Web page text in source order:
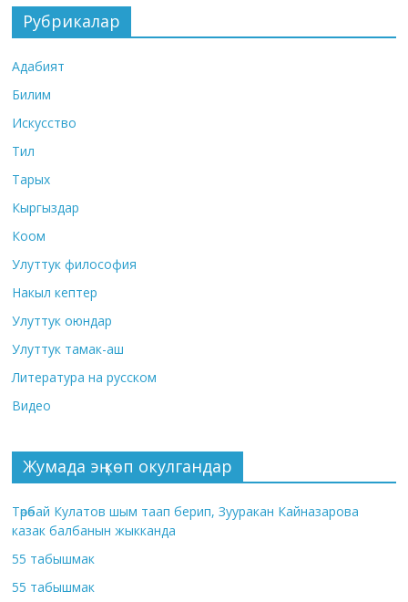
Рубрикалар
Адабият
Билим
Искусство
Тил
Тарых
Кыргыздар
Коом
Улуттук философия
Накыл кептер
Улуттук оюндар
Улуттук тамак-аш
Литература на русском
Видео
Жумада эң көп окулгандар
Төрөбай Кулатов шым таап берип, Зууракан Кайназарова
казак балбанын жыкканда
55 табышмак
55 табышмак